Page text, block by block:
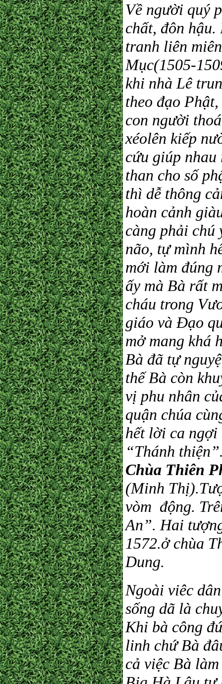
Về người quý
chất, đôn hậu.
tranh liên
Mục(1505-
khi nhà Lê
theo đạo
con người
xéolên kiếp
cứu giúp nhau
than cho số
thì dễ thông
hoàn cảnh
càng phải chú
não, tự mình
mới làm đúng
ấy mà Bà rất
cháu trong
giáo và Đạo
mở mang khá
Bà đã tự
thế Bà còn
vị phu nhân
quận chúa
hết lời ca
“Thánh
Chùa Thiên
(Minh
vòm động.
An”. Hai
1572.ở chùa
Dung.
Ngoài viêc
sống dã là
Khi bà công
linh chứ Bà
cả việc Bà